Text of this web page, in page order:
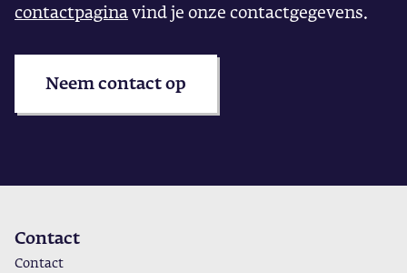
contactpaginavind je onze contactgegevens.
Neem contact op
Contact
Contact